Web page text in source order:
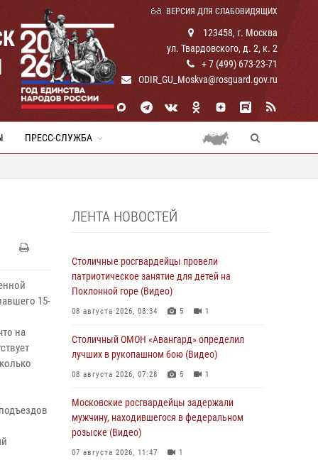
ВЕРСИЯ ДЛЯ СЛАБОВИДЯЩИХ
123458, г. Москва
ул. Твардовского, д. 2, к. 2
+ 7 (499) 673-23-71
ODIR_GU_Moskva@rosguard.gov.ru
ПРЕСС-СЛУЖБА
15-
на
ЛЕНТА НОВОСТЕЙ
Столичные росгвардейцы провели
патриотическое занятие для детей на
Поклонной горе (Видео)
08 августа 2026, 08:34 5 1
Столичный ОМОН «Авангард» определил
лучших в рукопашном бою (Видео)
08 августа 2026, 07:28 5 1
Московские росгвардейцы задержали
мужчину, находившегося в федеральном
розыске (Видео)
07 августа 2026, 11:47 1